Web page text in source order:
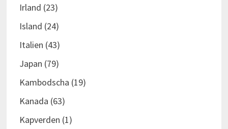
Irland (23)
Island (24)
Italien (43)
Japan (79)
Kambodscha (19)
Kanada (63)
Kapverden (1)